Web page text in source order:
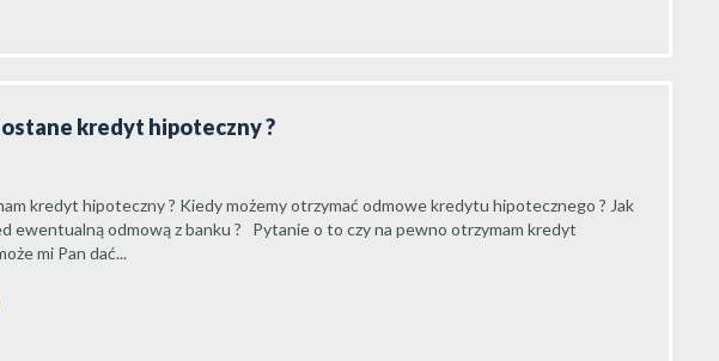
kredyt hipoteczny ?
kredyt hipoteczny ? Kiedy możemy otrzymać odmowe kredytu hipotecznego ? Jak
ewentualną odmową z banku ? Pytanie o to czy na pewno otrzymam kredyt
mi Pan dać...